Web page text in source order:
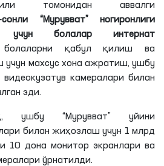
томонидан аввалги
сонли “Мурувват” ногиронлиги
учун болалар интернат
болаларни қабул қилиш ва
учун махсус хона ажратиш, ушбу
камералари билан
эди.
ушбу “Мурувват” уйини
билан жиҳозлаш учун 1 млрд
10 дона монитор экранлари ва
ўрнатилди.